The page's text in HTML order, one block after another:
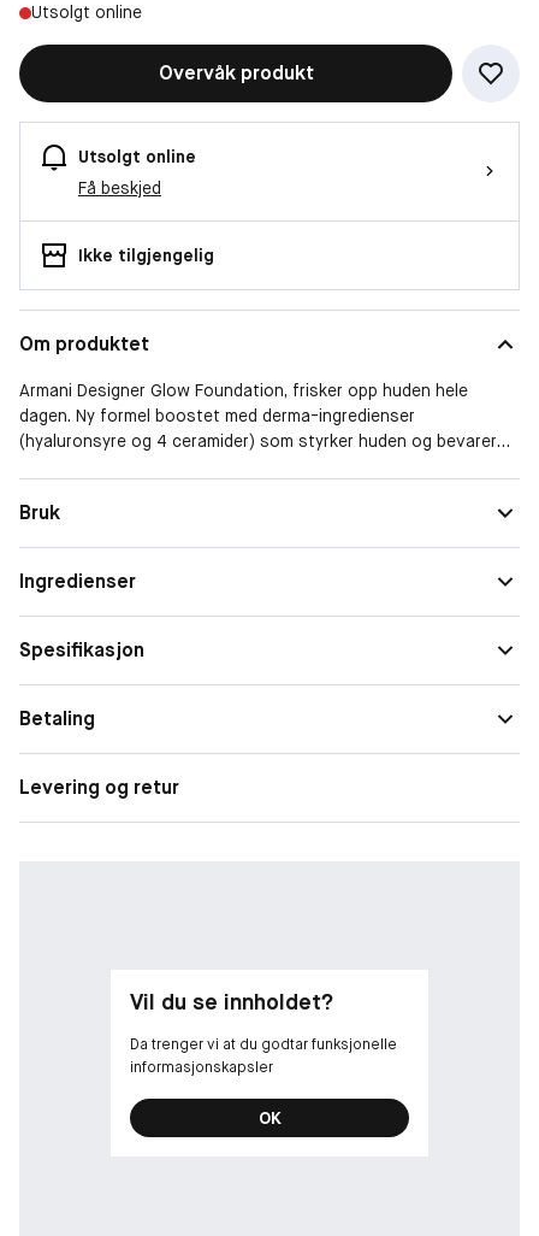
Utsolgt online
Overvåk produkt
Utsolgt online
Få beskjed
Ikke tilgjengelig
Om produktet
Armani Designer Glow Foundation, frisker opp huden hele
dagen. Ny formel boostet med derma-ingredienser
(hyaluronsyre og 4 ceramider) som styrker huden og bevarer
Bruk
Ingredienser
Spesifikasjon
Betaling
Levering og retur
Vil du se innholdet?
Da trenger vi at du godtar funksjonelle
informasjonskapsler
OK